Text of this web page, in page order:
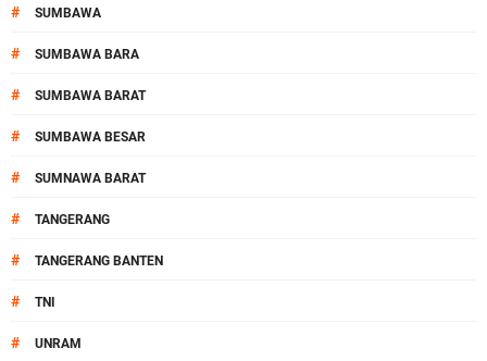
# SUMBAWA
# SUMBAWA BARA
# SUMBAWA BARAT
# SUMBAWA BESAR
# SUMNAWA BARAT
# TANGERANG
# TANGERANG BANTEN
# TNI
# UNRAM